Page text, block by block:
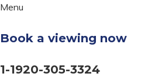
Menu
Book a viewing now
1-1920-305-3324